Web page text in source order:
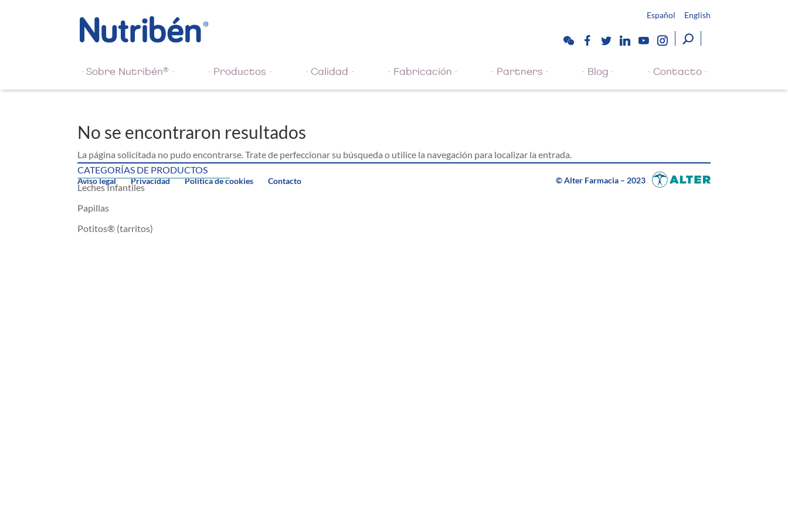
Español English
Sobre Nutribén® Productos Calidad Fabricación Partners Blog Contacto
No se encontraron resultados
La página solicitada no pudo encontrarse. Trate de perfeccionar su búsqueda o utilice la navegación para localizar la entrada.
CATEGORÍAS DE PRODUCTOS
Leches Infantiles
Papillas
Potitos® (tarritos)
Aviso legal Privacidad Política de cookies Contacto © Alter Farmacia – 2023